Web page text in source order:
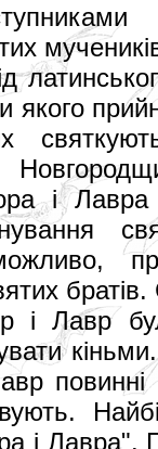
якого
і
і Лавр
і Лавра".